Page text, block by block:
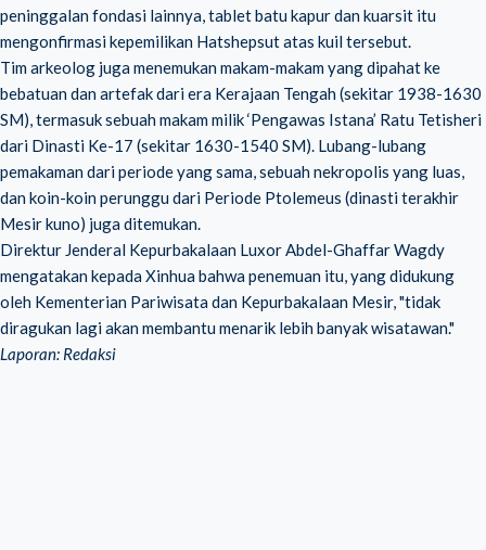
peninggalan fondasi lainnya, tablet batu kapur dan kuarsit itu
mengonfirmasi kepemilikan Hatshepsut atas kuil tersebut.
Tim arkeolog juga menemukan makam-makam yang dipahat ke
bebatuan dan artefak dari era Kerajaan Tengah (sekitar 1938-1630
SM), termasuk sebuah makam milik ‘Pengawas Istana’ Ratu Tetisheri
dari Dinasti Ke-17 (sekitar 1630-1540 SM). Lubang-lubang
pemakaman dari periode yang sama, sebuah nekropolis yang luas,
dan koin-koin perunggu dari Periode Ptolemeus (dinasti terakhir
Mesir kuno) juga ditemukan.
Direktur Jenderal Kepurbakalaan Luxor Abdel-Ghaffar Wagdy
mengatakan kepada Xinhua bahwa penemuan itu, yang didukung
oleh Kementerian Pariwisata dan Kepurbakalaan Mesir, "tidak
diragukan lagi akan membantu menarik lebih banyak wisatawan."
Laporan: Redaksi